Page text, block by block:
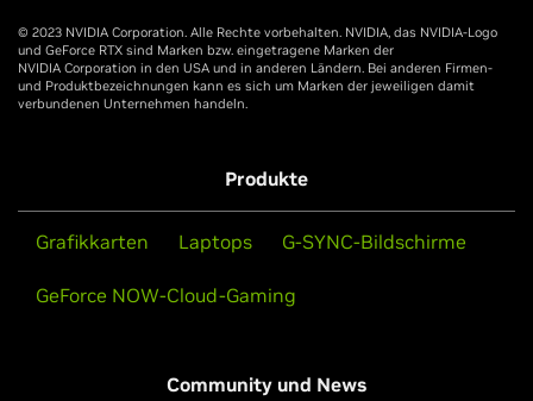
© 2023 NVIDIA Corporation. Alle Rechte vorbehalten. NVIDIA, das NVIDIA-Logo
und GeForce RTX sind Marken bzw. eingetragene Marken der
NVIDIA Corporation in den USA und in anderen Ländern. Bei anderen Firmen-
und Produktbezeichnungen kann es sich um Marken der jeweiligen damit
verbundenen Unternehmen handeln.
Produkte
Grafikkarten Laptops G-SYNC-Bildschirme
GeForce NOW-Cloud-Gaming
Community und News